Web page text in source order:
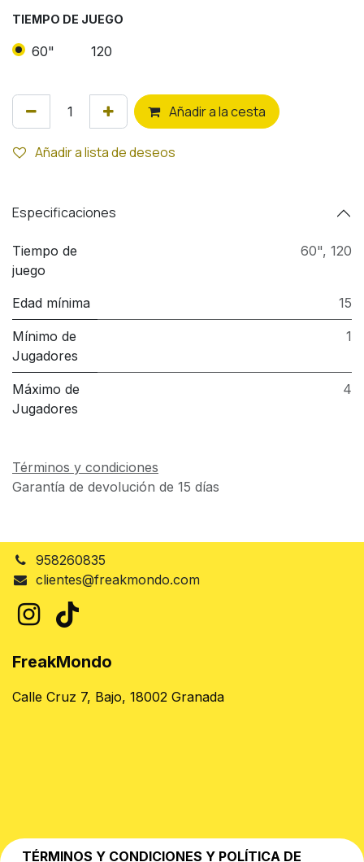
TIEMPO DE JUEGO
60" 120
Añadir a la cesta
Añadir a lista de deseos
Especificaciones
Tiempo de
juego
60", 120
Edad mínima 15
Mínimo de
Jugadores
1
Máximo de
Jugadores
4
Términos y condiciones
Garantía de devolución de 15 días
958260835
clientes@freakmondo.com
FreakMondo
Calle Cruz 7, Bajo, 18002 Granada
TÉRMINOS Y CONDICIONES Y POLÍTICA DE